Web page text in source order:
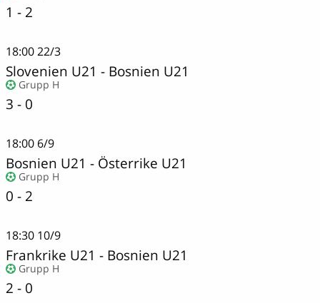
1 - 2
18:0022/3
Slovenien U21 - Bosnien U21
Grupp H
3 - 0
18:00 6/9
Bosnien U21 - Österrike U21
Grupp H
0 - 2
18:30 10/9
Frankrike U21 - Bosnien U21
Grupp H
2 - 0